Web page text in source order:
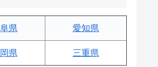
県 愛知県
県 三重県